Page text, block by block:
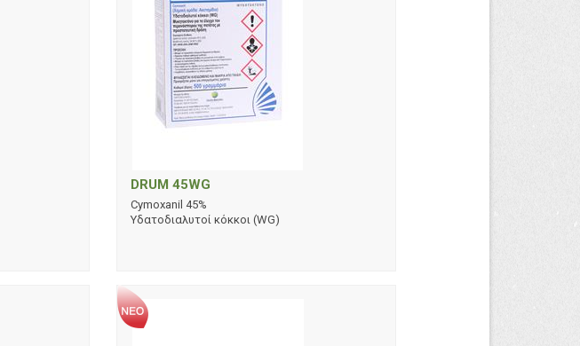
DRUM 45WG
Cymoxanil 45%
Υδατοδιαλυτοί κόκκοι (WG)